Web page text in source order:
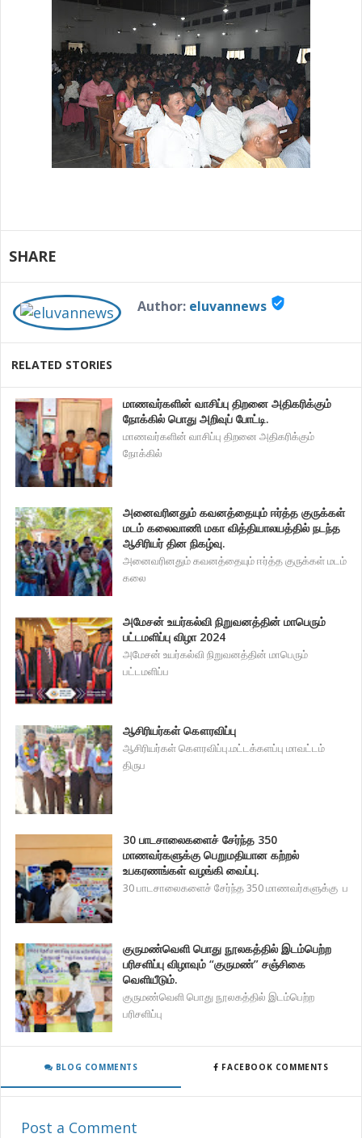
SHARE
Author: eluvannews verified_user
RELATED STORIES
மாணவர்களின் வாசிப்பு திறனை அதிகரிக்கும்
நோக்கில் பொது அறிவுப் போட்டி.
மாணவர்களின் வாசிப்பு திறனை அதிகரிக்கும்
நோக்கில்
அனைவரினதும் கவனத்தையும் ஈர்த்த குருக்கள்
மடம் கலைவாணி மகா வித்தியாலயத்தில் நடந்த
ஆசிரியர் தின நிகழ்வு.
அனைவரினதும் கவனத்தையும் ஈர்த்த குருக்கள் மடம்
கலை
அமேசன் உயர்கல்வி நிறுவனத்தின் மாபெரும்
பட்டமளிப்பு விழா 2024
அமேசன் உயர்கல்வி நிறுவனத்தின் மாபெரும்
பட்டமளிப்ப
ஆசிரியர்கள் கௌரவிப்பு
ஆசிரியர்கள் கௌரவிப்பு.மட்டக்களப்பு மாவட்டம்
திருப
30 பாடசாலைகளைச் சேர்ந்த 350
மாணவர்களுக்கு பெறுமதியான கற்றல்
உபகரணங்கள் வழங்கி வைப்பு.
30 பாடசாலைகளைச் சேர்ந்த 350 மாணவர்களுக்கு ப
குருமண்வெளி பொது நூலகத்தில் இடம்பெற்ற
பரிசளிப்பு விழாவும் “குருமண்” சஞ்சிகை
வெளியீடும்.
குருமண்வெளி பொது நூலகத்தில் இடம்பெற்ற
பரிசளிப்பு
BLOG COMMENTS FACEBOOK COMMENTS
Post a Comment